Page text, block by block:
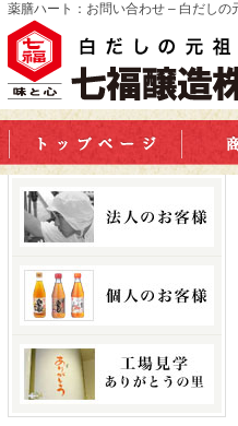
薬膳ハート：お問い合わせ – 白だしの